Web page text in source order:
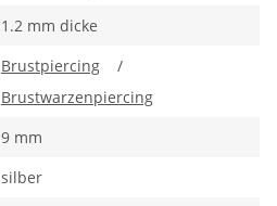
1.2 mm dicke
Brustpiercing
/
Brustwarzenpiercing
9 mm
silber